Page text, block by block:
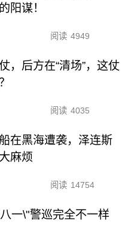
阳谋！
阅读 4949
，后方在“清场”，这仗
阅读 4035
在黑海遭袭，泽连斯
麻烦
阅读 14754
一\"警巡完全不一样